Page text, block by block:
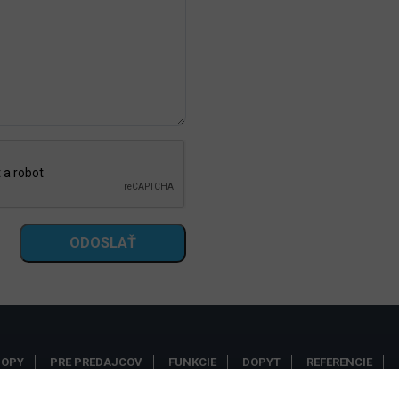
ODOSLAŤ
PRE PREDAJCOV FUNKCIE DOPYT REFERENCIE